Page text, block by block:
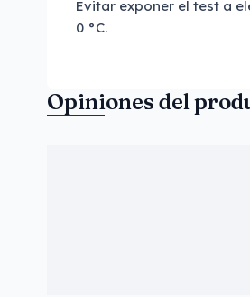
Evitar exponer el test a
0 °C.
Opiniones del